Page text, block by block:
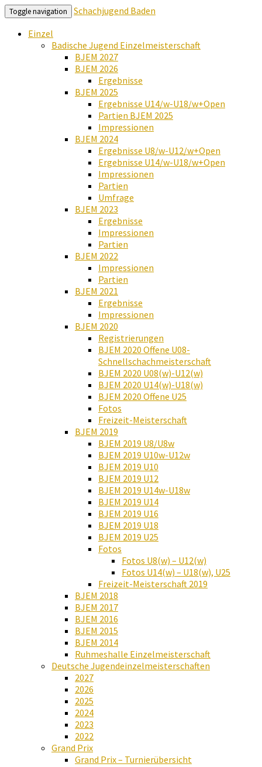
Toggle navigation
Schachjugend Baden
Einzel
Badische Jugend Einzelmeisterschaft
BJEM 2027
BJEM 2026
Ergebnisse
BJEM 2025
Ergebnisse U14/w-U18/w+Open
Partien BJEM 2025
Impressionen
BJEM 2024
Ergebnisse U8/w-U12/w+Open
Ergebnisse U14/w-U18/w+Open
Impressionen
Partien
Umfrage
BJEM 2023
Ergebnisse
Impressionen
Partien
BJEM 2022
Impressionen
Partien
BJEM 2021
Ergebnisse
Impressionen
BJEM 2020
Registrierungen
BJEM 2020 Offene U08-
Schnellschachmeisterschaft
BJEM 2020 U08(w)-U12(w)
BJEM 2020 U14(w)-U18(w)
BJEM 2020 Offene U25
Fotos
Freizeit-Meisterschaft
BJEM 2019
BJEM 2019 U8/U8w
BJEM 2019 U10w-U12w
BJEM 2019 U10
BJEM 2019 U12
BJEM 2019 U14w-U18w
BJEM 2019 U14
BJEM 2019 U16
BJEM 2019 U18
BJEM 2019 U25
Fotos
Fotos U8(w) – U12(w)
Fotos U14(w) – U18(w), U25
Freizeit-Meisterschaft 2019
BJEM 2018
BJEM 2017
BJEM 2016
BJEM 2015
BJEM 2014
Ruhmeshalle Einzelmeisterschaft
Deutsche Jugendeinzelmeisterschaften
2027
2026
2025
2024
2023
2022
Grand Prix
Grand Prix – Turnierübersicht